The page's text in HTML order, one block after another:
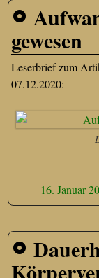
gewesen
Leserbrief zum
07.12.2020:
16. Januar